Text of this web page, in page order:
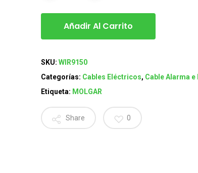
Añadir Al Carrito
SKU: WIR9150
Categorías: Cables Eléctricos, Cable Alarma
Etiqueta: MOLGAR
Share 0